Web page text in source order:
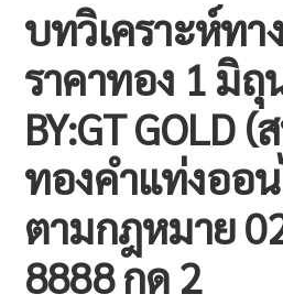
บทวิเคราะห์ทา
ราคาทอง 1 มิถุ
BY:GT GOLD (
ทองคำแท่งออ
ตามกฎหมาย
8888 กด 2